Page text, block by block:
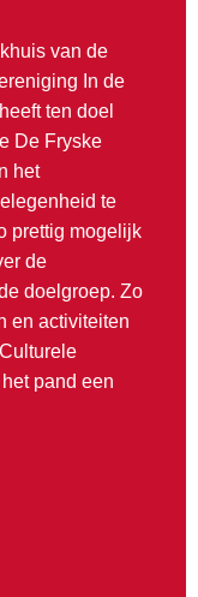
van de
In de
ten doel
De Fryske
het
te
prettig mogelijk
de
doelgroep. Zo
en activiteiten
pand een